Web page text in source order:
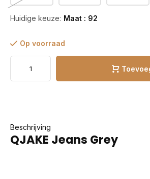
Huidige keuze: Maat : 92
Op voorraad
Beschrijving
QJAKE Jeans Grey